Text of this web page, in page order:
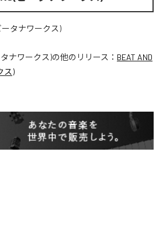
タナワークス)の他のリリース： BEAT AND
ス)